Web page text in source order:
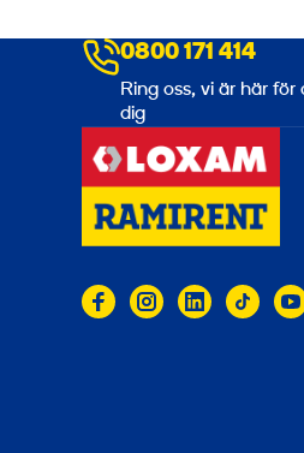
0800 171 414
Ring oss, vi är här
dig